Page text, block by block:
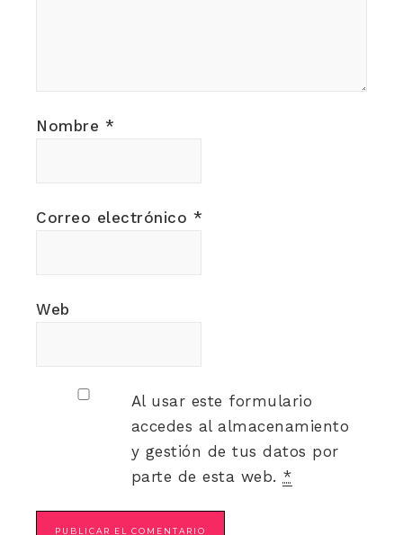
Nombre *
Correo electrónico *
Web
Al usar este formulario
accedes al almacenamiento
y gestión de tus datos por
parte de esta web. *